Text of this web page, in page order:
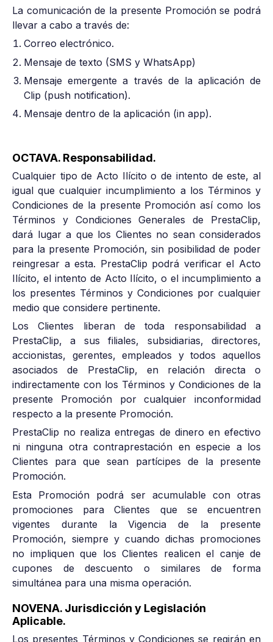
La comunicación de la presente Promoción se podrá
llevar a cabo a través de:
Correo electrónico.
Mensaje de texto (SMS y WhatsApp)
Mensaje emergente a través de la aplicación de
Clip (push notification).
Mensaje dentro de la aplicación (in app).
OCTAVA. Responsabilidad.
Cualquier tipo de Acto Ilícito o de intento de este, al
igual que cualquier incumplimiento a los Términos y
Condiciones de la presente Promoción así como los
Términos y Condiciones Generales de PrestaClip,
dará lugar a que los Clientes no sean considerados
para la presente Promoción, sin posibilidad de poder
reingresar a esta. PrestaClip podrá verificar el Acto
Ilícito, el intento de Acto Ilícito, o el incumplimiento a
los presentes Términos y Condiciones por cualquier
medio que considere pertinente.
Los Clientes liberan de toda responsabilidad a
PrestaClip, a sus filiales, subsidiarias, directores,
accionistas, gerentes, empleados y todos aquellos
asociados de PrestaClip, en relación directa o
indirectamente con los Términos y Condiciones de la
presente Promoción por cualquier inconformidad
respecto a la presente Promoción.
PrestaClip no realiza entregas de dinero en efectivo
ni ninguna otra contraprestación en especie a los
Clientes para que sean partícipes de la presente
Promoción.
Esta Promoción podrá ser acumulable con otras
promociones para Clientes que se encuentren
vigentes durante la Vigencia de la presente
Promoción, siempre y cuando dichas promociones
no impliquen que los Clientes realicen el canje de
cupones de descuento o similares de forma
simultánea para una misma operación.
NOVENA. Jurisdicción y Legislación
Aplicable.
Los presentes Términos y Condiciones se regirán en